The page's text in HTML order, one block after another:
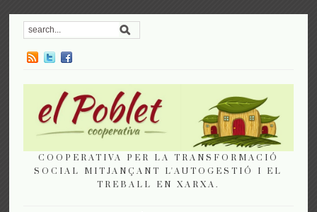
COOPERATIVA PER LA TRANSFORMACIÓ
SOCIAL MITJANÇANT L'AUTOGESTIÓ I EL
TREBALL EN XARXA.